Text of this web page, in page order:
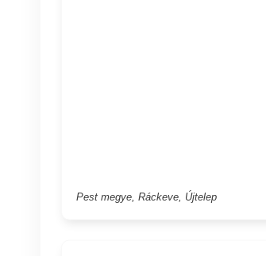
Pest megye, Ráckeve, Újtelep